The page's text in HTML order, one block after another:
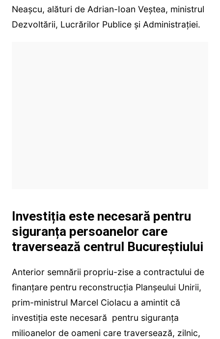
Neașcu, alături de Adrian-Ioan Veștea, ministrul
Dezvoltării, Lucrărilor Publice și Administrației.
Investiția este necesară pentru
siguranța persoanelor care
traversează centrul Bucureștiului
Anterior semnării propriu-zise a contractului de
finanțare pentru reconstrucția Planșeului Unirii,
prim-ministrul Marcel Ciolacu a amintit că
investiția este necesară pentru siguranța
milioanelor de oameni care traversează, zilnic,